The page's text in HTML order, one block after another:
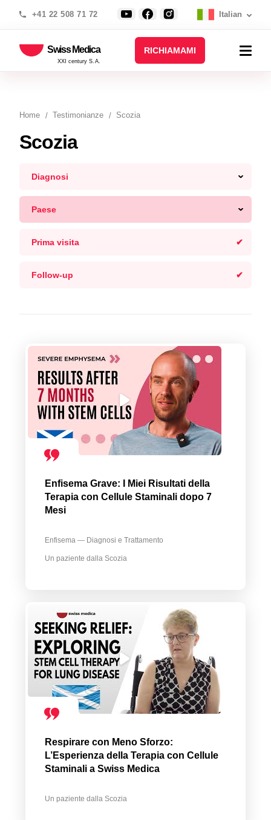
+41 22 508 71 72 Italian
Swiss Medica
XXI century S.A.
RICHIAMAMI
Home Testimonianze Scozia
Scozia
Diagnosi
Paese
Prima visita
Follow-up
Enfisema Grave: I Miei Risultati della
Terapia con Cellule Staminali dopo 7
Mesi
Enfisema — Diagnosi e Trattamento
Un paziente dalla Scozia
Respirare con Meno Sforzo:
L’Esperienza della Terapia con Cellule
Staminali a Swiss Medica
Un paziente dalla Scozia